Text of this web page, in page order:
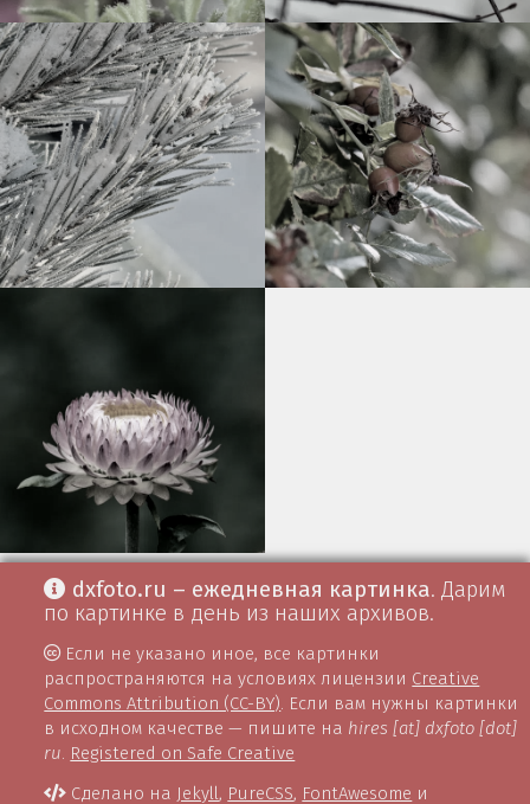
dxfoto.ru – ежедневная картинка. Дарим
по картинке в день из наших архивов.
Если не указано иное, все картинки
распространяются на условиях лицензии Creative
Commons Attribution (CC-BY). Если вам нужны картинки
в исходном качестве — пишите на hires [at] dxfoto [dot]
ru. Registered on Safe Creative
Сделано на Jekyll, PureCSS, FontAwesome и